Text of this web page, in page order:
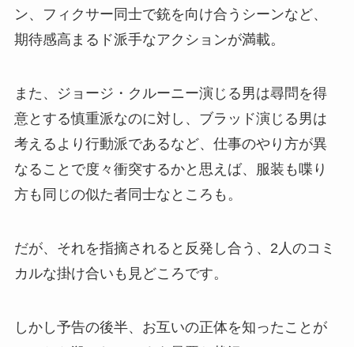
ン、フィクサー同士で銃を向け合うシーンなど、
期待感高まるド派手なアクションが満載。
また、ジョージ・クルーニー演じる男は尋問を得
意とする慎重派なのに対し、ブラッド演じる男は
考えるより行動派であるなど、仕事のやり方が異
なることで度々衝突するかと思えば、服装も喋り
方も同じの似た者同士なところも。
だが、それを指摘されると反発し合う、2人のコミ
カルな掛け合いも見どころです。
しかし予告の後半、お互いの正体を知ったことが